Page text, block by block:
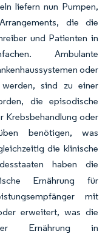
liefern nun Pumpen,
die die
und Patienten in
Ambulante
oder
sind zu einer
die episodische
Krebsbehandlung oder
benötigen, was
die klinische
haben die
Ernährung für
mit
erweitert, was die
Ernährung in